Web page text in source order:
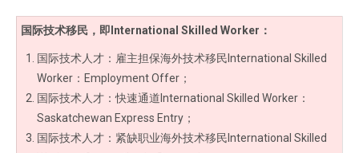
国际技术移民，即International Skilled Worker：
国际技术人才：雇主担保海外技术移民International Skilled
Worker：Employment Offer；
国际技术人才：快速通道International Skilled Worker：
Saskatchewan Express Entry；
国际技术人才：紧缺职业海外技术移民International Skilled